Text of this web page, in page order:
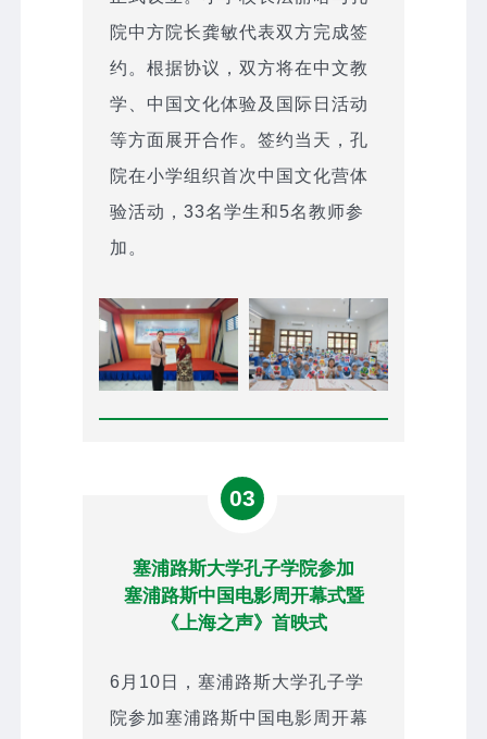
院中方院长龚敏代表双方完成签
约。根据协议，双方将在中文教
学、中国文化体验及国际日活动
等方面展开合作。签约当天，孔
院在小学组织首次中国文化营体
验活动，33名学生和5名教师参
加。
03
塞浦路斯大学孔子学院参加
塞浦路斯中国电影周开幕式暨
《上海之声》首映式
6月10日，塞浦路斯大学孔子学
院参加塞浦路斯中国电影周开幕